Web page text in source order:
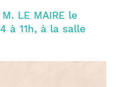
LE MAIRE le
à 11h, à la salle